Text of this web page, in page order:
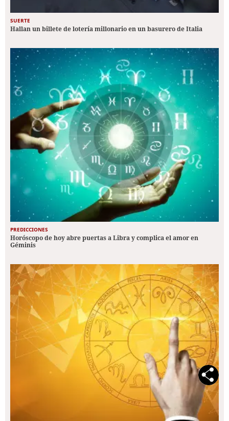
SUERTE
Hallan un billete de lotería millonario en un basurero de Italia
PREDICCIONES
Horóscopo de hoy abre puertas a Libra y complica el amor en
Géminis